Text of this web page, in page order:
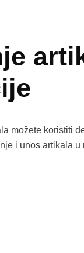
možete koristiti
i unos artikala u